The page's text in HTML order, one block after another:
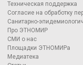
Техническая поддержка
Согласие на обработку
Санитарно-
Про ЭТНОМИР
СМИ о нас
Площадки ЭТНОМИРа
Медиатека